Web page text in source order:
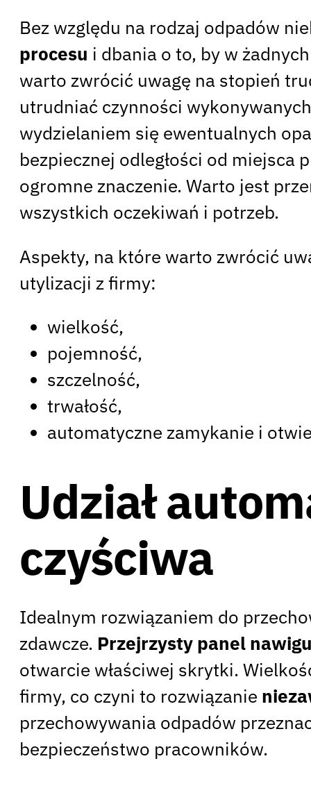
Bez względu na rodzaj odpadów
procesu i dbania o to, by w
warto zwrócić uwagę na stopień
utrudniać czynności
wydzielaniem się ewentualnych
bezpiecznej odległości od miejsca
ogromne znaczenie. Warto jest
wszystkich oczekiwań i potrzeb.
Aspekty, na które warto zwrócić
utylizacji z firmy:
wielkość,
pojemność,
szczelność,
trwałość,
automatyczne zamykanie i
Udział
czyściwa
Idealnym rozwiązaniem do
zdawcze. Przejrzysty panel
otwarcie właściwej skrytki.
firmy, co czyni to rozwiązanie
przechowywania odpadów
bezpieczeństwo pracowników.